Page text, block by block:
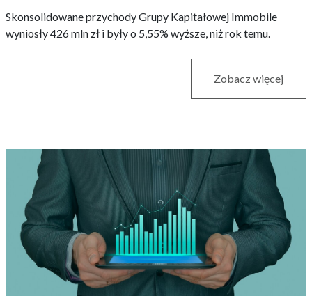
Skonsolidowane przychody Grupy Kapitałowej Immobile
wyniosły 426 mln zł i były o 5,55% wyższe, niż rok temu.
Zobacz więcej